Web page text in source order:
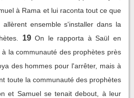
à Rama et lui raconta tout ce que
ensemble s'installer dans la
19 On le rapporta à Saül en
la communauté des prophètes près
des hommes pour l'arrêter, mais à
toute la communauté des prophètes
et Samuel se tenait debout, à leur